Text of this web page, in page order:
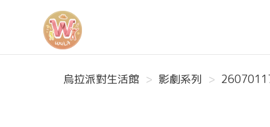
烏拉派對生活館
烏拉派對生活館
影劇系列